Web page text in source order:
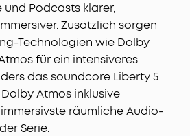
und Podcasts klarer,
Zusätzlich sorgen
Technologien wie Dolby
für ein intensiveres
das soundcore Liberty 5
Atmos inklusive
räumliche Audio-
Serie.